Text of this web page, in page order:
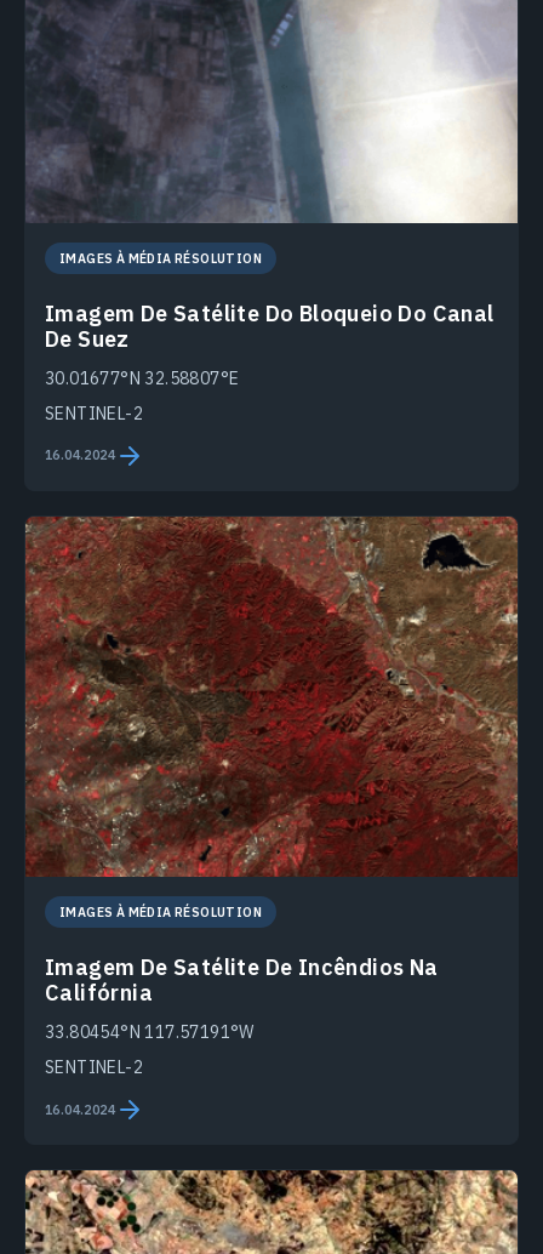
IMAGES À MÉDIA RÉSOLUTION
Imagem De Satélite Do Bloqueio Do Canal
De Suez
30.01677°N 32.58807°E
SENTINEL-2
16.04.2024
IMAGES À MÉDIA RÉSOLUTION
Imagem De Satélite De Incêndios Na
Califórnia
33.80454°N 117.57191°W
SENTINEL-2
16.04.2024